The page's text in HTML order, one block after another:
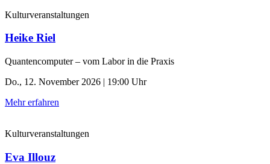
Kulturveranstaltungen
Heike Riel
Quantencomputer – vom Labor in die Praxis
Do., 12. November 2026 | 19:00 Uhr
Mehr erfahren
Kulturveranstaltungen
Eva Illouz